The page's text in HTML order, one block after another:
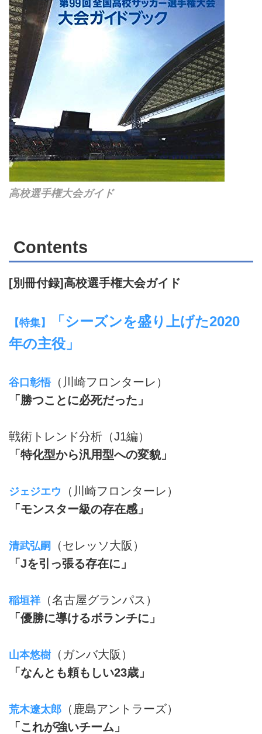
高校選手権大会ガイド
Contents
[別冊付録]高校選手権大会ガイド
【特集】
「シーズンを盛り上げた2020
年の主役」
谷口彰悟（川崎フロンターレ）
「勝つことに必死だった」
戦術トレンド分析（J1編）
「特化型から汎用型への変貌」
ジェジエウ （川崎フロンターレ）
「モンスター級の存在感」
清武弘嗣
（セレッソ大阪）
「Jを引っ張る存在に」
稲垣祥（名古屋グランパス）
「優勝に導けるボランチに」
山本悠樹（ガンバ大阪）
「なんとも頼もしい23歳」
荒木遼太郎 （鹿島アントラーズ）
「これが強いチーム」